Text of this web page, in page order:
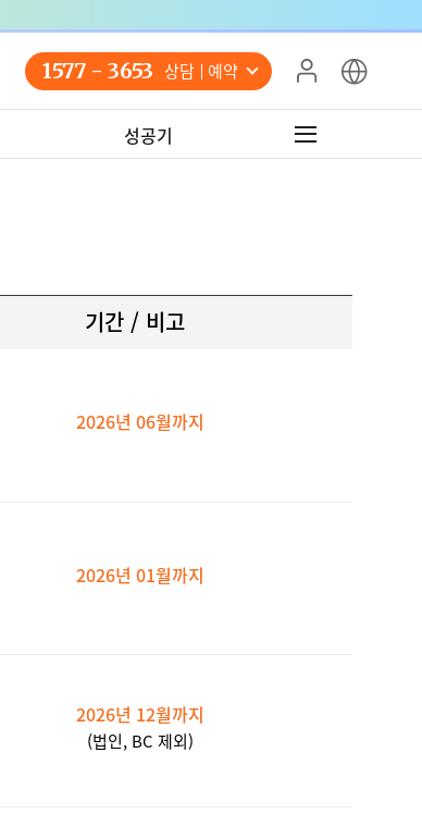
1577 - 3653 상담 예약
성공기
HOME - 365mc - 카드 무이자 할부 안내
기간 / 비고
2026년 06월까지
2026년 01월까지
2026년 12월까지
(법인, BC 제외)